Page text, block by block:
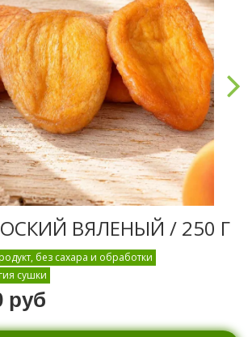
ВЯЛЕНЫЙ / 250 Г
без сахара и обработки
сушки
руб